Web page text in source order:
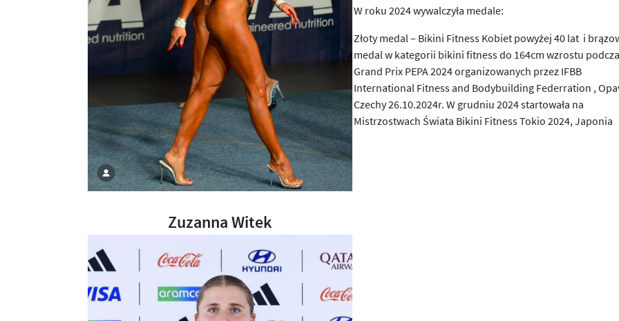
W roku 2024 wywalczyła medale:
Złoty medal – Bikini Fitness Kobiet powyżej 40 lat i
medal w kategorii bikini fitness do 164cm wzrostu
Grand Prix PEPA 2024 organizowanych przez IFBB
International Fitness and Bodybuilding Federration ,
Czechy 26.10.2024r. W grudniu 2024 startowała na
Mistrzostwach Świata Bikini Fitness Tokio 2024, Japonia
Zuzanna Witek